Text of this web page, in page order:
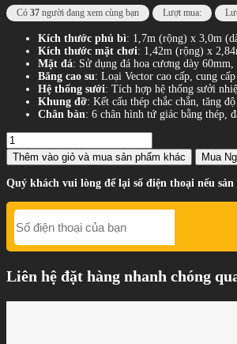
Có 37 người đang xem cùng bạn Lượt mua:
Kích thước phủ bì: 1,7m (rộng) x 3,0m
Kích thước mặt chơi: 1,42m (rộng) x
Mặt đá: Sử dụng đá hoa cương dày
Băng cao su: Loại Vector cao cấp, cung
Hệ thống sưởi: Tích hợp hệ thống sưởi
Khung đỡ: Kết cấu thép chắc chắn, tăng
Chân bàn: 6 chân hình tứ giác bằng thép,
Thêm vào giỏ và mua sản phẩm khác Mua
Quý khách vui lòng để lại số điện thoại nếu
Liên hệ đặt hàng nhanh chóng